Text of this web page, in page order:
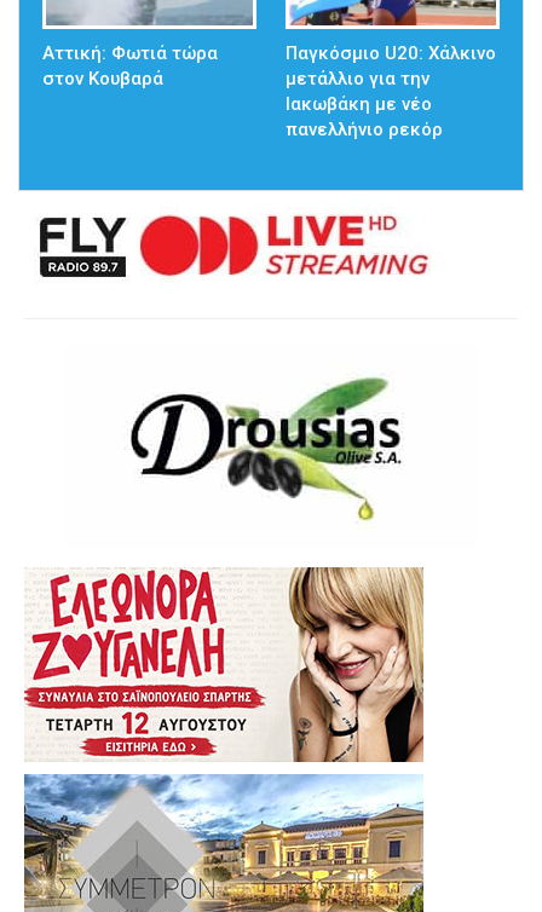
Αττική: Φωτιά τώρα
στον Κουβαρά
Παγκόσμιο U20: Χάλκινο
μετάλλιο για την
Ιακωβάκη με νέο
πανελλήνιο ρεκόρ